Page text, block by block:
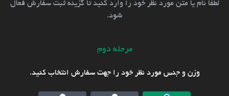
لطفا نام یا متن مورد نظر خود را وارد کنید تا گزینه ثبت سفارش فعال
شود.
مرحله دوم
وزن و جنس مورد نظر خود را جهت سفارش انتخاب کنید.